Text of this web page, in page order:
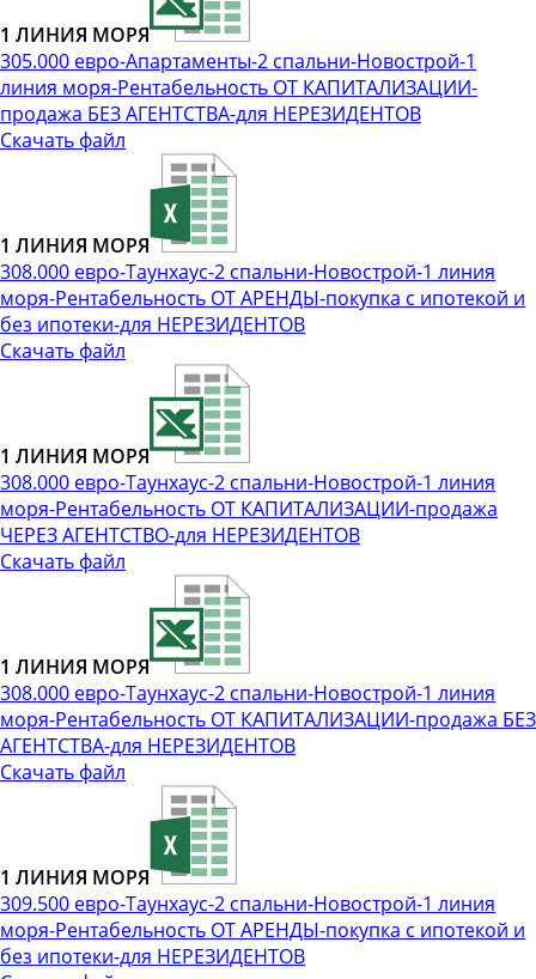
1 ЛИНИЯ МОРЯ
305.000 евро-Апартаменты-2 спальни-Новострой-1
линия моря-Рентабельность ОТ КАПИТАЛИЗАЦИИ-
продажа БЕЗ АГЕНТСТВА-для НЕРЕЗИДЕНТОВ
Скачать файл
1 ЛИНИЯ МОРЯ
308.000 евро-Таунхаус-2 спальни-Новострой-1 линия
моря-Рентабельность ОТ АРЕНДЫ-покупка с ипотекой и
без ипотеки-для НЕРЕЗИДЕНТОВ
Скачать файл
1 ЛИНИЯ МОРЯ
308.000 евро-Таунхаус-2 спальни-Новострой-1 линия
моря-Рентабельность ОТ КАПИТАЛИЗАЦИИ-продажа
ЧЕРЕЗ АГЕНТСТВО-для НЕРЕЗИДЕНТОВ
Скачать файл
1 ЛИНИЯ МОРЯ
308.000 евро-Таунхаус-2 спальни-Новострой-1 линия
моря-Рентабельность ОТ КАПИТАЛИЗАЦИИ-продажа БЕЗ
АГЕНТСТВА-для НЕРЕЗИДЕНТОВ
Скачать файл
1 ЛИНИЯ МОРЯ
309.500 евро-Таунхаус-2 спальни-Новострой-1 линия
моря-Рентабельность ОТ АРЕНДЫ-покупка с ипотекой и
без ипотеки-для НЕРЕЗИДЕНТОВ